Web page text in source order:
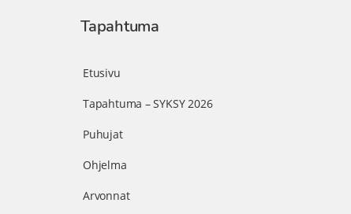
Tapahtuma
Etusivu
Tapahtuma – SYKSY 2026
Puhujat
Ohjelma
Arvonnat